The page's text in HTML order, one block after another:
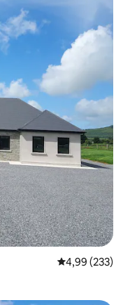
Середня
4,99 (233)